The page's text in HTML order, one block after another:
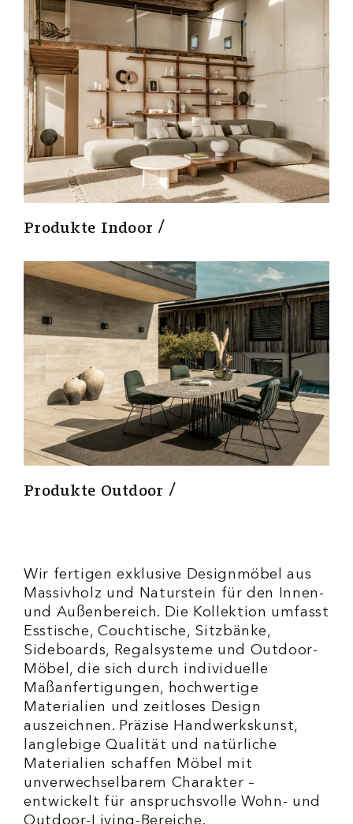
Produkte Indoor
Produkte Outdoor
Wir fertigen exklusive Designmöbel aus
Massivholz und Naturstein für den Innen-
und Außenbereich. Die Kollektion umfasst
Esstische, Couchtische, Sitzbänke,
Sideboards, Regalsysteme und Outdoor-
Möbel, die sich durch individuelle
Maßanfertigungen, hochwertige
Materialien und zeitloses Design
auszeichnen. Präzise Handwerkskunst,
langlebige Qualität und natürliche
Materialien schaffen Möbel mit
unverwechselbarem Charakter –
entwickelt für anspruchsvolle Wohn- und
Outdoor-Living-Bereiche.